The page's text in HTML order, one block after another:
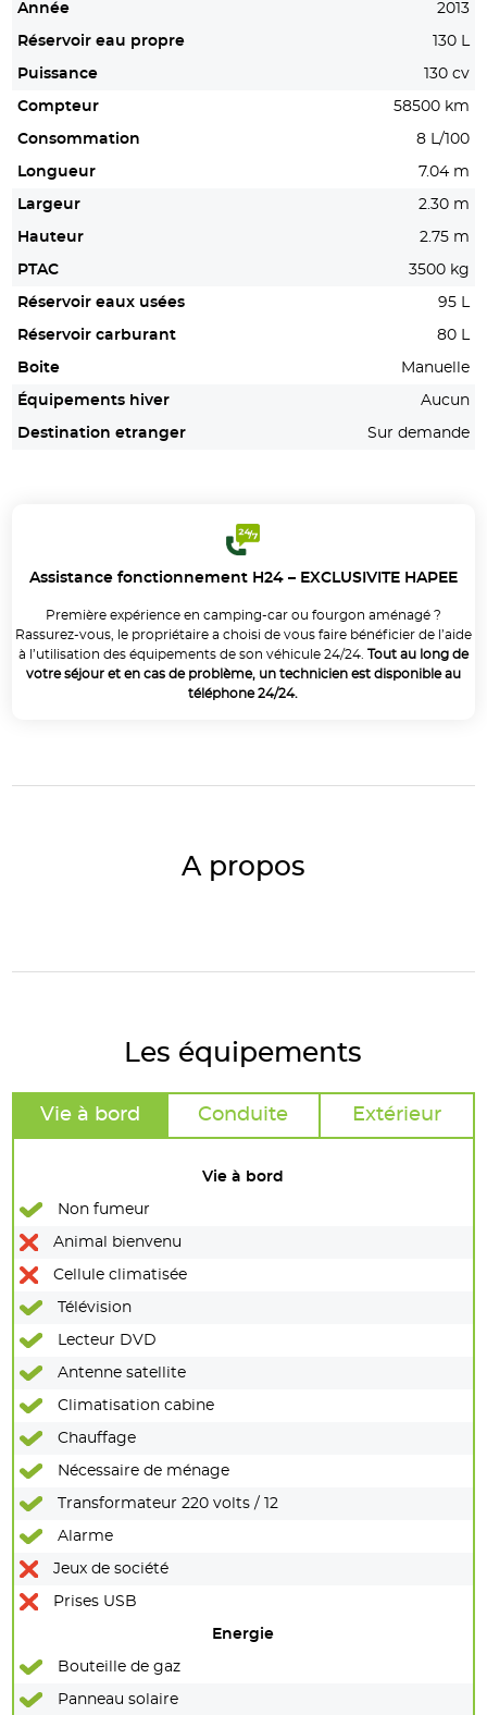
Année 2013
Réservoir eau propre 130 L
Puissance 130 cv
Compteur 58500 km
Consommation 8 L/100
Longueur 7.04 m
Largeur 2.30 m
Hauteur 2.75 m
PTAC 3500 kg
Réservoir eaux usées 95 L
Réservoir carburant 80 L
Boite Manuelle
Équipements hiver Aucun
Destination etranger Sur demande
Assistance fonctionnement H24 – EXCLUSIVITE HAPEE
Première expérience en camping-car ou fourgon aménagé ?
Rassurez-vous, le propriétaire a choisi de vous faire bénéficier de l’aide
à l’utilisation des équipements de son véhicule 24/24. Tout au long de
votre séjour et en cas de problème, un technicien est disponible au
téléphone 24/24.
A propos
Les équipements
Vie à bord Conduite Extérieur
Vie à bord
Non fumeur
Animal bienvenu
Cellule climatisée
Télévision
Lecteur DVD
Antenne satellite
Climatisation cabine
Chauffage
Nécessaire de ménage
Transformateur 220 volts / 12
Alarme
Jeux de société
Prises USB
Energie
Bouteille de gaz
Panneau solaire